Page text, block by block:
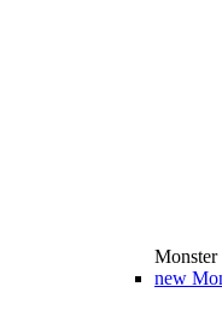
Monster
new